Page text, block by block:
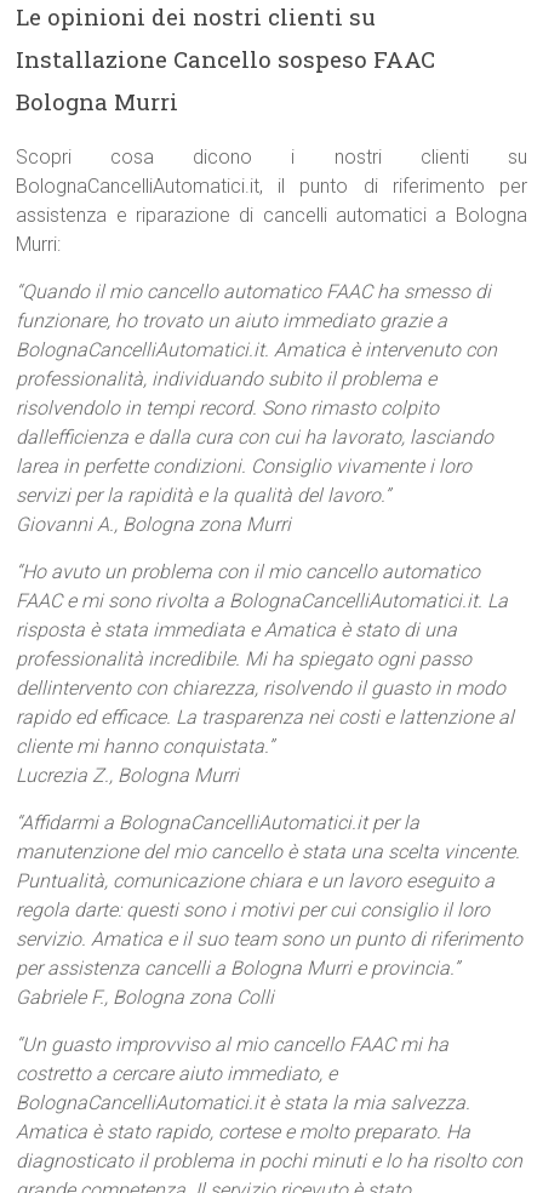
Le opinioni dei nostri clienti su
Installazione Cancello sospeso FAAC
Bologna Murri
Scopri cosa dicono i nostri clienti su
BolognaCancelliAutomatici.it, il punto di riferimento per
assistenza e riparazione di cancelli automatici a Bologna
Murri:
“Quando il mio cancello automatico FAAC ha smesso di
funzionare, ho trovato un aiuto immediato grazie a
BolognaCancelliAutomatici.it. Amatica è intervenuto con
professionalità, individuando subito il problema e
risolvendolo in tempi record. Sono rimasto colpito
dallefficienza e dalla cura con cui ha lavorato, lasciando
larea in perfette condizioni. Consiglio vivamente i loro
servizi per la rapidità e la qualità del lavoro.”
Giovanni A., Bologna zona Murri
“Ho avuto un problema con il mio cancello automatico
FAAC e mi sono rivolta a BolognaCancelliAutomatici.it. La
risposta è stata immediata e Amatica è stato di una
professionalità incredibile. Mi ha spiegato ogni passo
dellintervento con chiarezza, risolvendo il guasto in modo
rapido ed efficace. La trasparenza nei costi e lattenzione al
cliente mi hanno conquistata.”
Lucrezia Z., Bologna Murri
“Affidarmi a BolognaCancelliAutomatici.it per la
manutenzione del mio cancello è stata una scelta vincente.
Puntualità, comunicazione chiara e un lavoro eseguito a
regola darte: questi sono i motivi per cui consiglio il loro
servizio. Amatica e il suo team sono un punto di riferimento
per assistenza cancelli a Bologna Murri e provincia.”
Gabriele F., Bologna zona Colli
“Un guasto improvviso al mio cancello FAAC mi ha
costretto a cercare aiuto immediato, e
BolognaCancelliAutomatici.it è stata la mia salvezza.
Amatica è stato rapido, cortese e molto preparato. Ha
diagnosticato il problema in pochi minuti e lo ha risolto con